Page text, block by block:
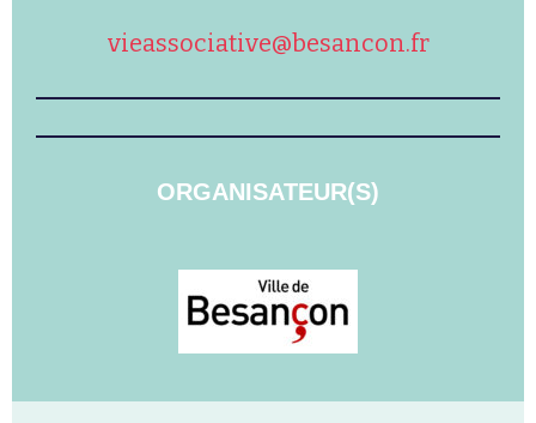
vieassociative@besancon.fr
ORGANISATEUR(S)